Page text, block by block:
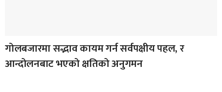
गोलबजारमा सद्भाव कायम गर्न सर्वपक्षीय पहल, र
आन्दोलनबाट भएको क्षतिको अनुगमन